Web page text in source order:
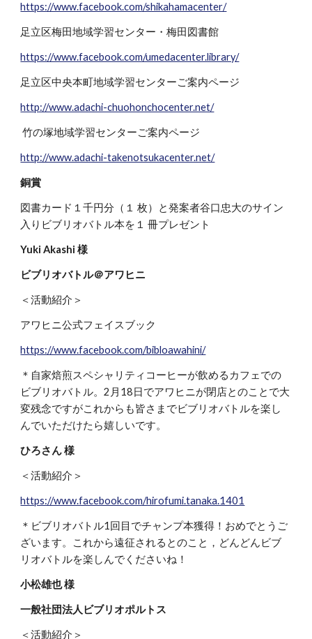
https://www.facebook.com/shikahamacenter/
足立区梅田地域学習センター・梅田図書館
https://www.facebook.com/umedacenter.library/
足立区中央本町地域学習センターご案内ページ
http://www.adachi-chuohonchocenter.net/
竹の塚地域学習センターご案内ページ
http://www.adachi-takenotsukacenter.net/
銅賞
図書カード１千円分（１ 枚）と発案者谷口忠大のサイン
入りビブリオバトル本を１ 冊プレゼント
Yuki Akashi 様
ビブリオバトル＠アワヒニ
＜活動紹介＞
アワヒニ公式フェイスブック
https://www.facebook.com/bibloawahini/
＊自家焙煎スペシャリティコーヒーが飲めるカフェでの
ビブリオバトル。2月18日でアワヒニが閉店とのことで大
変残念ですがこれからも皆さまでビブリオバトルを楽し
んでいただけたら嬉しいです。
ひろさん 様
＜活動紹介＞
https://www.facebook.com/hirofumi.tanaka.1401
＊ビブリオバトル1回目でチャンプ本獲得！おめでとうご
ざいます。これから遠征されるとのこと，どんどんビブ
リオバトルを楽しんでくださいね！
小松雄也 様
一般社団法人ビブリオポルトス
＜活動紹介＞